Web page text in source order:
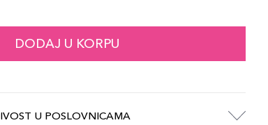
46,00 KM
DODAJ U KORPU
U POSLOVNICAMA